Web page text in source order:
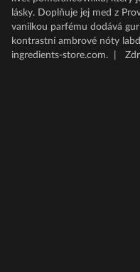
lásky. Doplňuje jej med z
vanilkou parfému dodává
kontrastní ambrové nóty
ingredients-store.com.